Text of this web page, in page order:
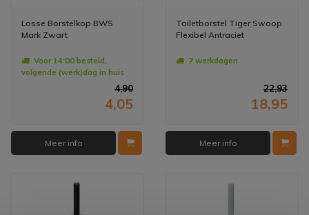
Losse Borstelkop BWS
Mark Zwart
Voor 14:00 besteld,
volgende (werk)dag in huis
4,90
4,05
Meer info
Toiletborstel Tiger Swoop
Flexibel Antraciet
7 werkdagen
22,93
18,95
Meer info